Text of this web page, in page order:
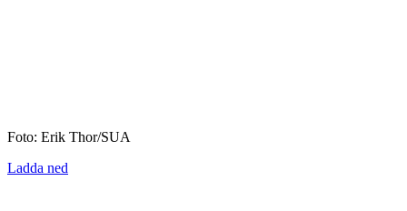
Foto: Erik Thor/SUA
Ladda ned